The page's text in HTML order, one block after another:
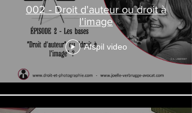
002 - Droit d'auteur ou droit à
l'image
Afspil video